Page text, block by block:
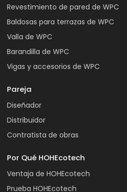
Revestimiento de pared de WPC
Baldosas para terrazas de WPC
Valla de WPC
Barandilla de WPC
Vigas y accesorios de WPC
Pareja
Diseñador
Distribuidor
Contratista de obras
Por Qué HOHEcotech
Ventaja de HOHEcotech
Prueba HOHEcotech